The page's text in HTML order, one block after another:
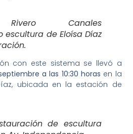
Rivero Canales
escultura de Eloísa Díaz
con este sistema se llevó a
a las 10:30 horas en la
ubicada en la estación de
de escultura